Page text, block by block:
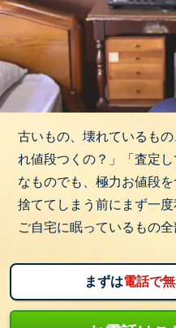
古いもの、壊れているも
れ値段つくの？」「査定
なものでも、極力お値段を
捨ててしまう前にまず一度
ご自宅に眠っているもの
まずは電話で